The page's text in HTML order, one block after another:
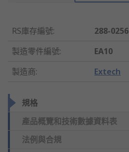
RS庫存編號:
288-0256
製造零件編號:
EA10
製造商: Extech
規格
產品概覽和技術數據資料表
法例與合規